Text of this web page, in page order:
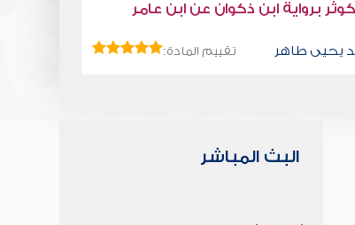
برواية ابن ذكوان عن ابن عامر
يحيى طاهر تقييم المادة:
البث المباشر